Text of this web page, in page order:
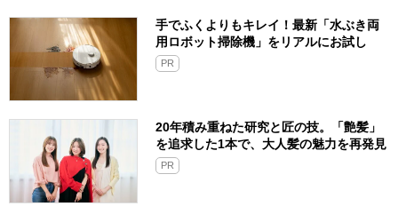
手でふくよりもキレイ！最新「水ぶき両
用ロボット掃除機」をリアルにお試し
PR
20年積み重ねた研究と匠の技。「艶髪」
を追求した1本で、大人髪の魅力を再発見
PR